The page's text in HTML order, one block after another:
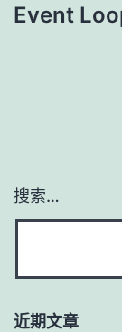
航
Event
搜索…
近期文章